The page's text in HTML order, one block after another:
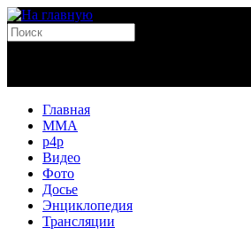
Главная
MMA
p4p
Видео
Фото
Досье
Энциклопедия
Трансляции